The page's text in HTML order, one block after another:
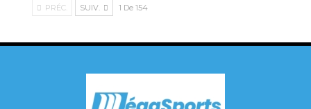
PRÉC. SUIV. 1 De 154